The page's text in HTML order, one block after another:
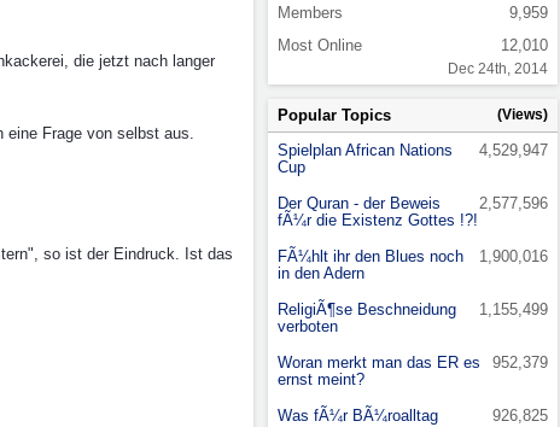
die jetzt nach langer
eine Frage von selbst aus.
so ist der Eindruck. Ist das
Members
9,959
Most Online
12,010
Dec 24th, 2014
Popular Topics (Views)
4,529,947
Spielplan African Nations
Cup
2,577,596
Der Quran - der Beweis
fÃ¼r die Existenz Gottes !?!
1,900,016
FÃ¼hlt ihr den Blues noch
in den Adern
1,155,499
ReligiÃ¶se Beschneidung
verboten
952,379
Woran merkt man das ER es
ernst meint?
926,825
Was fÃ¼r BÃ¼roalltag